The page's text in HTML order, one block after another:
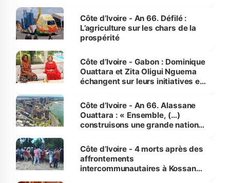
Côte d’Ivoire - An 66. Défilé :
L’agriculture sur les chars de la
prospérité
Côte d’Ivoire - Gabon : Dominique
Ouattara et Zita Oligui Nguema
échangent sur leurs initiatives en
enfants
Côte d’Ivoire - An 66. Alassane
Ouattara : « Ensemble, (…)
construisons une grande nation
générations futures »
Côte d’Ivoire - 4 morts après des
affrontements
intercommunautaires à Kossandji